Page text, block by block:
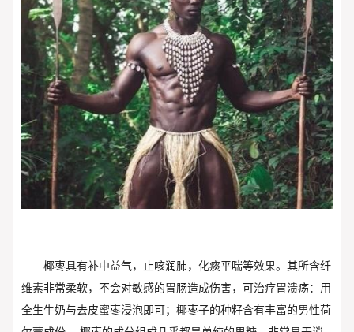
椰枣具有补中益气，止咳润肺，化痰平喘等效果。其所含纤
维素非常柔软，不会对敏感的胃肠造成伤害，可治疗胃溃疡：用
全生牛奶与去皮蜜枣浸泡即可；椰枣子的种籽含有丰富的男性荷